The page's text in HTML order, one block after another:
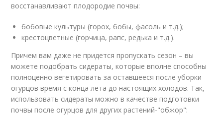
восстанавливают плодородие почвы:
бобовые культуры (горох, бобы, фасоль и т.д.);
крестоцветные (горчица, рапс, редька и т.д.).
Причем вам даже не придется пропускать сезон – вы
можете подобрать сидераты, которые вполне способны
полноценно вегетировать за оставшееся после уборки
огурцов время с конца лета до настоящих холодов. Так,
использовать сидераты можно в качестве подготовки
почвы после огурцов для других растений-"обжор":